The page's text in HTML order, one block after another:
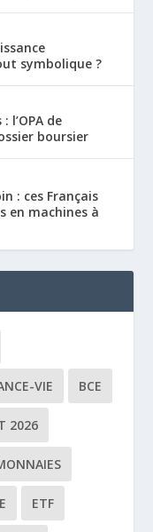
symbolique ?
l’OPA de
boursier
: ces Français
en machines à
VIE BCE
2026
ETF